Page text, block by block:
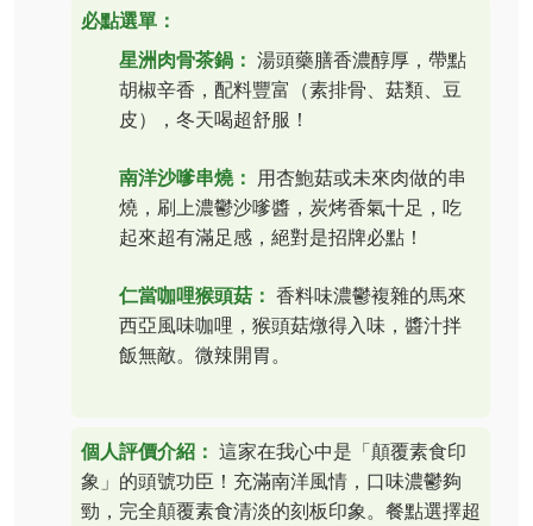
必點選單：
星洲肉骨茶鍋： 湯頭藥膳香濃醇厚，帶點
胡椒辛香，配料豐富（素排骨、菇類、豆
皮），冬天喝超舒服！
南洋沙嗲串燒： 用杏鮑菇或未來肉做的串
燒，刷上濃鬱沙嗲醬，炭烤香氣十足，吃
起來超有滿足感，絕對是招牌必點！
仁當咖哩猴頭菇： 香料味濃鬱複雜的馬來
西亞風味咖哩，猴頭菇燉得入味，醬汁拌
飯無敵。微辣開胃。
個人評價介紹： 這家在我心中是「顛覆素食印
象」的頭號功臣！充滿南洋風情，口味濃鬱夠
勁，完全顛覆素食清淡的刻板印象。餐點選擇超